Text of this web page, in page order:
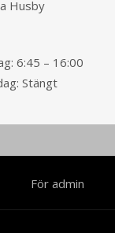
Husby
6:45 – 16:00
Stängt
För admin